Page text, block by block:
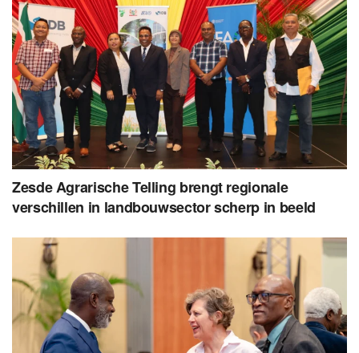
Zesde Agrarische Telling brengt regionale
verschillen in landbouwsector scherp in beeld